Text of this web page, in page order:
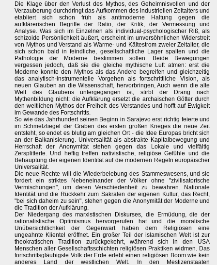
Die Klage über den Verlust des Mythos, des Geheimnisvollen und der
Verzauberung durchdringt das Aufkommen des industriellen Zeitalters und
etabliert sich schon früh als antimoderne Haltung gegen die
aufklärerischen Begriffe der Ratio, der Kritik, der Vermessung und
Analyse. Was sich im Einzelnen als individual-psychologischer Riß, als
schizoide Persönlichkeit äußert, erscheint im unversöhnlichen Widerstreit
von Mythos und Verstand als Wärme- und Kältestrom zweier Zeitalter, die
sich schon bald in feindliche, gesellschaftliche Lager spalten und die
Pathologie der Moderne bestimmen sollen. Beide Bewegungen
vergessen jedoch, daß sie die gleiche mythische Luft atmen: erst die
Moderne konnte den Mythos als das Andere begreifen und gleichzeitig
das analytisch-instrumentelle Vorgehen als fortschrittliche Vision, als
neuen Glauben an die Wissenschaft, hervorbringen, Auch wenn die alte
Welt des Glaubens untergegangen ist, stirbt der Drang nach
Mythenbildung nicht: die Aufklärung ersetzt die archaischen Götter durch
den weltlichen Mythos der Freiheit des Verstandes und hofft auf Ewigkeit
im Gewande des Fortschritts.
So wie das Jahrhundert seinen Beginn in Sarajevo erst richtig feierte und
im Schmelztiegel der Gräben des ersten großen Krieges die neue Zeit
entsteht, so endet es blutig am gleichen Ort - die Idee Europas bricht sich
an der Balkanisierung. Universalität als abstrakte Kapitalbewegung und
Herrschaft der Anonymität stehen gegen das Lokale und vielfältig
Zersplitterte. Und heftig treffen nativistische, religiöse Gefühle und die
Behauptung der eigenen Identität auf die modernen Regeln europäischer
Universalität.
Die neue Rechte will die Wiederbelebung des Stammeswesens, und sie
fordert ein striktes Nebeneinander der Völker ohne "zivilisatorische
Vermischungen", um deren Verschiedenheit zu bewahren. Nationale
Identität und die Rückkehr zum Sakralen der eigenen Kultur, das Recht,
"bei sich daheim zu sein", stehen gegen die Anonymität der Moderne und
die Tradition der Aufklärung.
Der Niedergang des marxistischen Diskurses, die Ermüdung, die der
rationalistische Optimismus hervorgerufen hat und die moralische
Unübersichtlichkeit der Gegenwart haben dem Religiösen eine
ungeahnte Klientel eröffnet. Ein großer Teil der islamischen Welt ist zur
theokratischen Tradition zurückgekehrt, während sich in den USA
Menschen aller Gesellschaftsschichten religiösen Praktiken widmen. Das
fortschrittsgläubigste Volk der Erde erlebt einen religiösen Boom wie kein
anderes Land der westlichen Welt. In den Mestizenstaaten